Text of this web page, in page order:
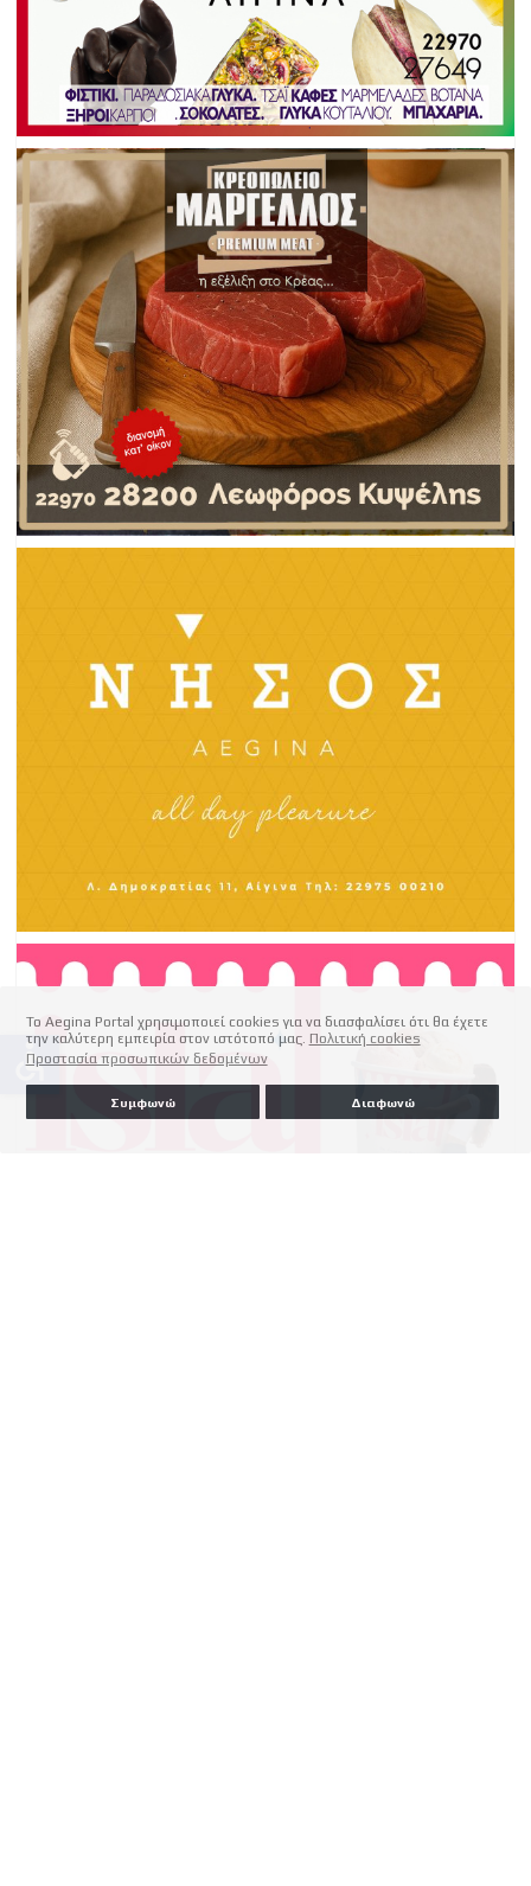
Το Aegina Portal χρησιμοποιεί cookies για να διασφαλίσει ότι θα έχετε
την καλύτερη εμπειρία στον ιστότοπό μας. Πολιτική cookies
Προστασία προσωπικών δεδομένων
Συμφωνώ Διαφωνώ
accessible